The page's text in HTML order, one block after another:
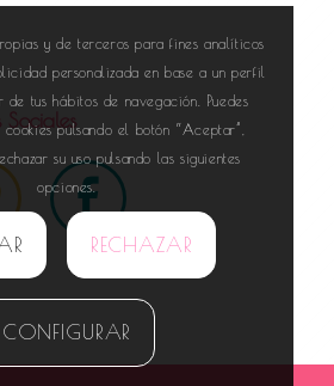
Sociales
y de terceros para fines analíticos
personalizada en base a un perfil
tus hábitos de navegación. Puedes
pulsando el botón “Aceptar”,
su uso pulsando las siguientes
opciones.
RECHAZAR
CONFIGURAR